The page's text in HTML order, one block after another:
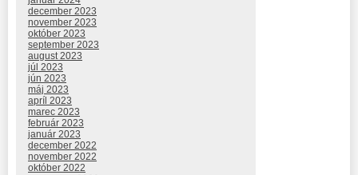
december 2023
november 2023
október 2023
september 2023
august 2023
júl 2023
jún 2023
máj 2023
apríl 2023
marec 2023
február 2023
január 2023
december 2022
november 2022
október 2022